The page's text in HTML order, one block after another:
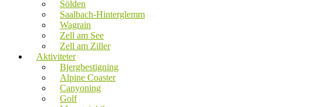
Sölden
Saalbach-Hinterglemm
Wagrain
Zell am See
Zell am Ziller
Aktiviteter
Bjergbestigning
Alpine Coaster
Canyoning
Golf